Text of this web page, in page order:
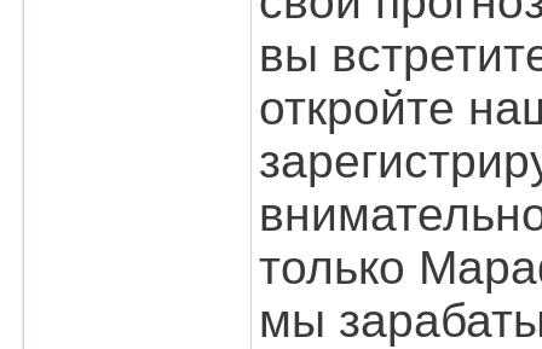
вы
откройте
только
мы